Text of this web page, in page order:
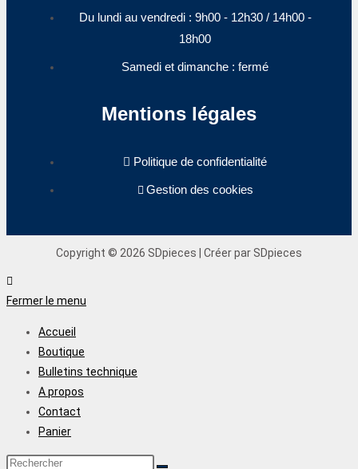
Du lundi au vendredi : 9h00 - 12h30 / 14h00 -
18h00​
Samedi et dimanche : fermé
Mentions légales
Politique de confidentialité
Gestion des cookies
Copyright © 2026 SDpieces | Créer par SDpieces
Fermer le menu
Accueil
Boutique
Bulletins technique
A propos
Contact
Panier